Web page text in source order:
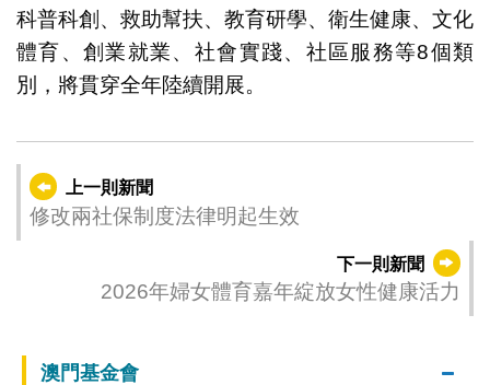
科普科創、救助幫扶、教育研學、衛生健康、文化
體育、創業就業、社會實踐、社區服務等8個類
別，將貫穿全年陸續開展。
上一則新聞
修改兩社保制度法律明起生效
下一則新聞
2026年婦女體育嘉年綻放女性健康活力
澳門基金會